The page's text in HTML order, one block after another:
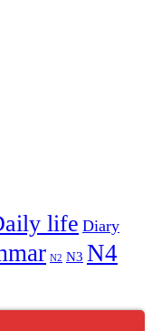
life Diary
N2 N3 N4